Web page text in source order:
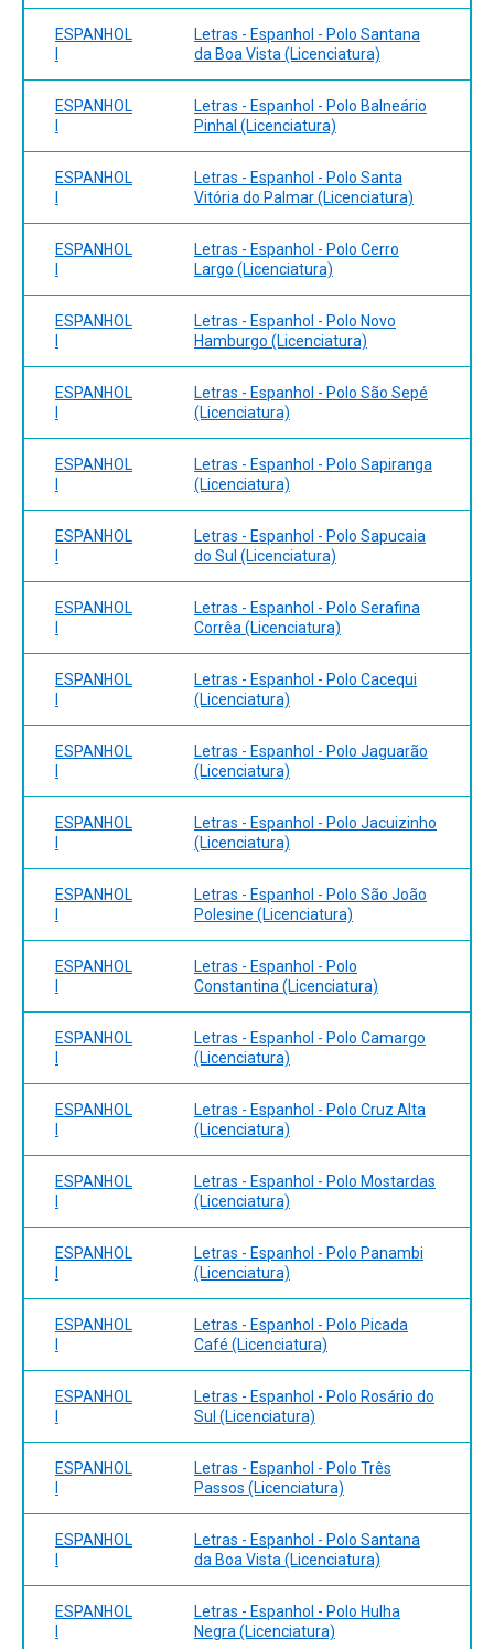
ESPANHOL
I
Letras - Espanhol - Polo Santana
da Boa Vista (Licenciatura)
ESPANHOL
I
Letras - Espanhol - Polo Balneário
Pinhal (Licenciatura)
ESPANHOL
I
Letras - Espanhol - Polo Santa
Vitória do Palmar (Licenciatura)
ESPANHOL
I
Letras - Espanhol - Polo Cerro
Largo (Licenciatura)
ESPANHOL
I
Letras - Espanhol - Polo Novo
Hamburgo (Licenciatura)
ESPANHOL
I
Letras - Espanhol - Polo São Sepé
(Licenciatura)
ESPANHOL
I
Letras - Espanhol - Polo Sapiranga
(Licenciatura)
ESPANHOL
I
Letras - Espanhol - Polo Sapucaia
do Sul (Licenciatura)
ESPANHOL
I
Letras - Espanhol - Polo Serafina
Corrêa (Licenciatura)
ESPANHOL
I
Letras - Espanhol - Polo Cacequi
(Licenciatura)
ESPANHOL
I
Letras - Espanhol - Polo Jaguarão
(Licenciatura)
ESPANHOL
I
Letras - Espanhol - Polo Jacuizinho
(Licenciatura)
ESPANHOL
I
Letras - Espanhol - Polo São João
Polesine (Licenciatura)
ESPANHOL
I
Letras - Espanhol - Polo
Constantina (Licenciatura)
ESPANHOL
I
Letras - Espanhol - Polo Camargo
(Licenciatura)
ESPANHOL
I
Letras - Espanhol - Polo Cruz Alta
(Licenciatura)
ESPANHOL
I
Letras - Espanhol - Polo Mostardas
(Licenciatura)
ESPANHOL
I
Letras - Espanhol - Polo Panambi
(Licenciatura)
ESPANHOL
I
Letras - Espanhol - Polo Picada
Café (Licenciatura)
ESPANHOL
I
Letras - Espanhol - Polo Rosário do
Sul (Licenciatura)
ESPANHOL
I
Letras - Espanhol - Polo Três
Passos (Licenciatura)
ESPANHOL
I
Letras - Espanhol - Polo Santana
da Boa Vista (Licenciatura)
ESPANHOL
I
Letras - Espanhol - Polo Hulha
Negra (Licenciatura)